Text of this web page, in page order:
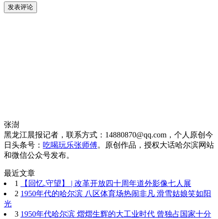
张澍
黑龙江晨报记者，联系方式：14880870@qq.com，个人原创今
日头条号： 吃喝玩乐张师傅。原创作品，授权大话哈尔滨网站
和微信公众号发布。
最近文章
1
【回忆.守望】 | 改革开放四十周年道外影像七人展
2 1950年代的哈尔滨 八区体育场热闹非凡 滑雪姑娘笑如阳
光
3 1950年代哈尔滨 熠熠生辉的大工业时代 曾独占国家十分